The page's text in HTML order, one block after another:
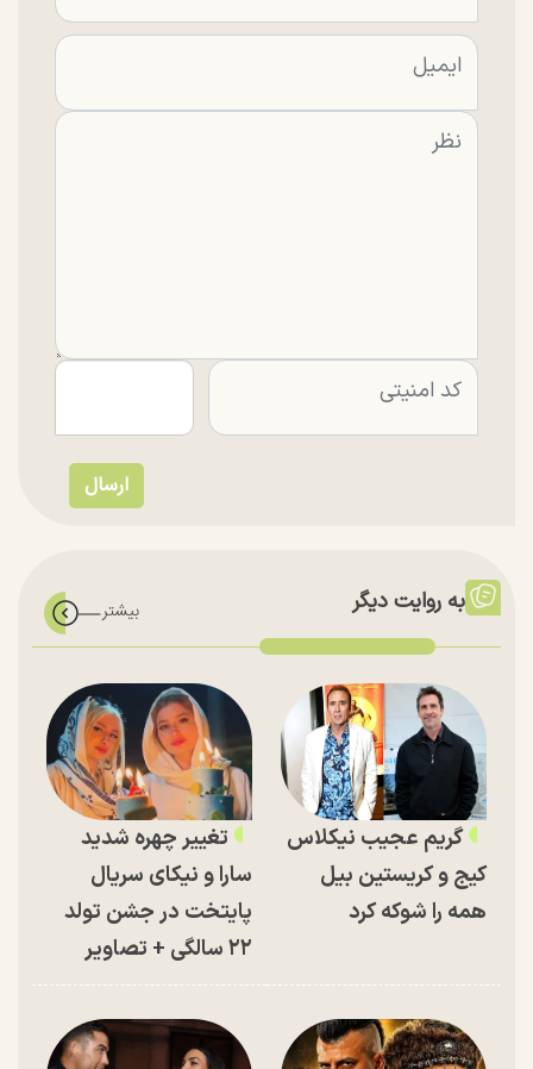
به روایت دیگر
گریم عجیب نیکلاس
کیج و کریستین بیل
همه را شوکه کرد
تغییر چهره شدید
سارا و نیکای سریال
پایتخت در جشن تولد
۲۲ سالگی + تصاویر